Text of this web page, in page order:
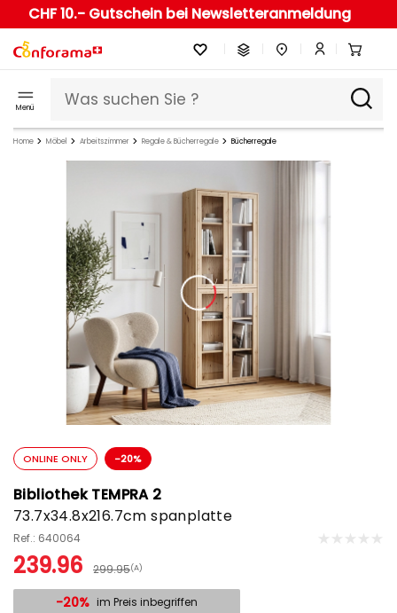
CHF 10.- Gutschein bei Newsletteranmeldung
Menü
Home Möbel Arbeitszimmer Regale & Bücherregale Bücherregale
ONLINE ONLY -20%
Bibliothek TEMPRA 2
73.7x34.8x216.7cm spanplatte
Ref.: 640064
239.96 299.95(A)
-20% im Preis inbegriffen